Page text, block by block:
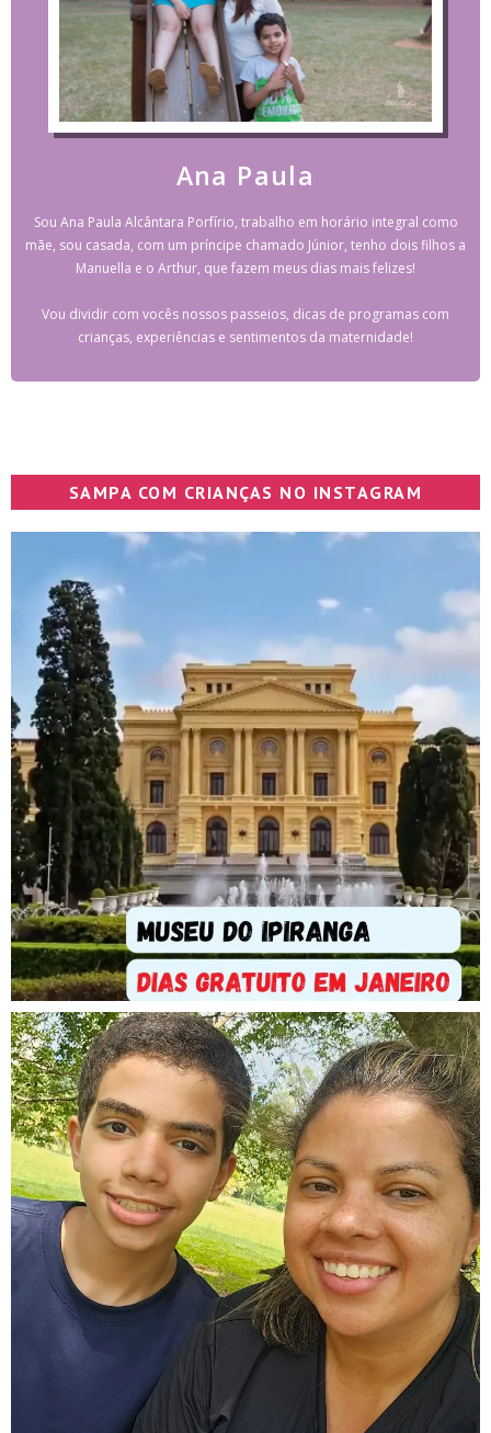
Ana Paula
Sou Ana Paula Alcântara Porfírio, trabalho em horário integral como
mãe, sou casada, com um príncipe chamado Júnior, tenho dois filhos a
Manuella e o Arthur, que fazem meus dias mais felizes!
Vou dividir com vocês nossos passeios, dicas de programas com
crianças, experiências e sentimentos da maternidade!
SAMPA COM CRIANÇAS NO INSTAGRAM